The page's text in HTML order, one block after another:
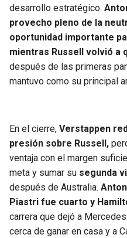
desarrollo estratégico.
provecho pleno de la
oportunidad importante
mientras Russell volvió a
después de las primeras
mantuvo como su principal
En el cierre, Verstappen
presión sobre Russell,
ventaja con el margen
meta y sumar su segunda
después de Australia.
Piastri fue cuarto y
carrera que dejó a
cerca de ganar en casa y a